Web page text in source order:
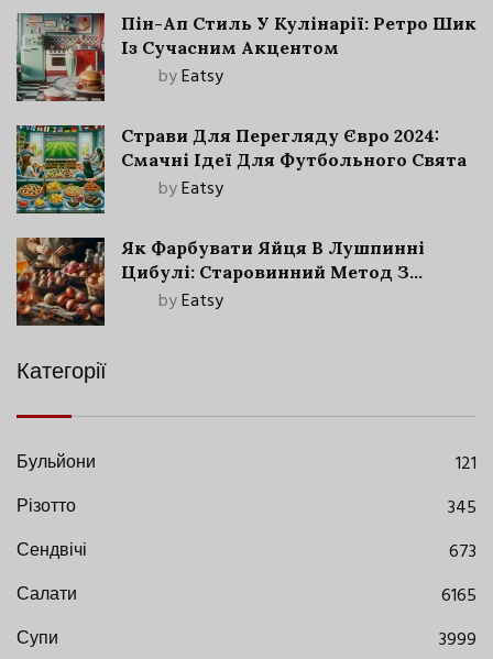
Пін-Ап Стиль У Кулінарії: Ретро Шик
Із Сучасним Акцентом
byEatsy
Страви Для Перегляду Євро 2024:
Смачні Ідеї Для Футбольного Свята
byEatsy
Як Фарбувати Яйця В Лушпинні
Цибулі: Старовинний Метод З
Сучасними Нюансами
byEatsy
Категорії
Бульйони
121
Різотто
345
Сендвічі
673
Салати
6165
Супи
3999